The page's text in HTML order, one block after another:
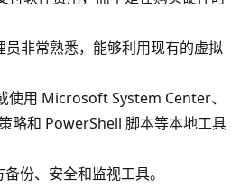
非常熟悉，能够利用现有的虚拟
使用 Microsoft System Center、
略和 PowerShell 脚本等本地工具
份、安全和监视工具。